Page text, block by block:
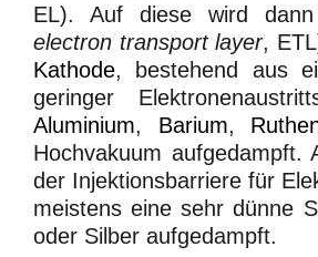
EL). Auf diese wird dann
electron transport layer,
Kathode, bestehend aus
geringer
Aluminium, Barium,
Hochvakuum aufgedampft.
der Injektionsbarriere für
meistens eine sehr dünne
oder Silber aufgedampft.